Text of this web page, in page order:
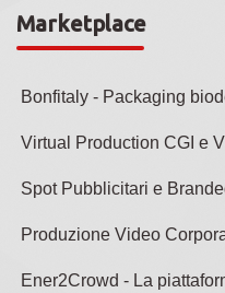
Marketplace
Bonfitaly - Packaging
Virtual Production CGI e
Spot Pubblicitari e
Produzione Video
Ener2Crowd - La